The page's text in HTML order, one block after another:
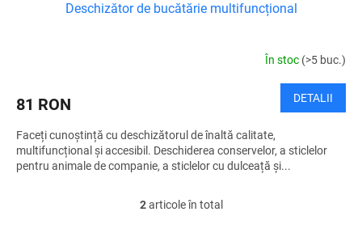
Deschizător de bucătărie multifuncțional
În stoc (>5 buc.)
81 RON DETALII
Faceți cunoștință cu deschizătorul de înaltă calitate,
multifuncțional și accesibil. Deschiderea conservelor, a sticlelor
pentru animale de companie, a sticlelor cu dulceață și...
C
2articole în total